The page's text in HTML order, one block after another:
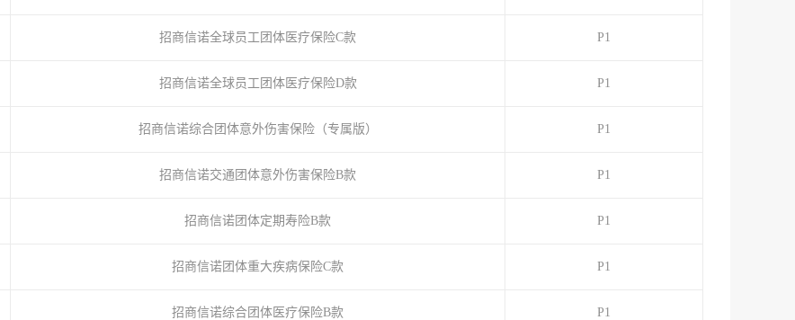
招商信诺全球员工团体医疗保险C款 P1
招商信诺全球员工团体医疗保险D款 P1
招商信诺综合团体意外伤害保险（专属版） P1
招商信诺交通团体意外伤害保险B款 P1
招商信诺团体定期寿险B款 P1
招商信诺团体重大疾病保险C款 P1
招商信诺综合团体医疗保险B款 P1